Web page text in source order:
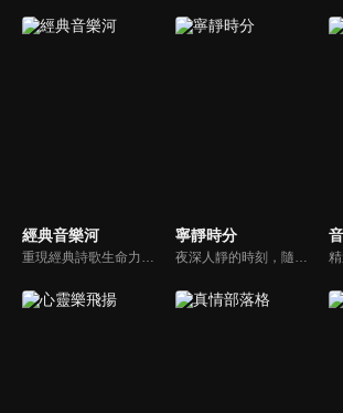
經典音樂河
重現經典詩歌生命力，讓您在歌中感受上帝亙古榮耀作為和救贖大恩。
寧靜時分
夜深人靜的時刻，隨著音樂的流轉，帶領我們更深的摸著主。